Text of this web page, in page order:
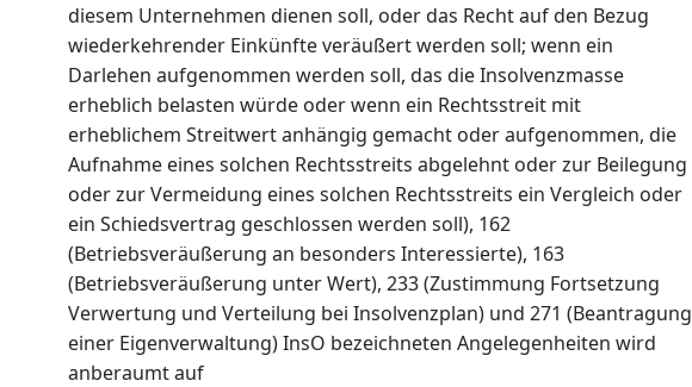
diesem Unternehmen dienen soll, oder das Recht auf den Bezug
wiederkehrender Einkünfte veräußert werden soll; wenn ein
Darlehen aufgenommen werden soll, das die Insolvenzmasse
erheblich belasten würde oder wenn ein Rechtsstreit mit
erheblichem Streitwert anhängig gemacht oder aufgenommen, die
Aufnahme eines solchen Rechtsstreits abgelehnt oder zur Beilegung
oder zur Vermeidung eines solchen Rechtsstreits ein Vergleich oder
ein Schiedsvertrag geschlossen werden soll), 162
(Betriebsveräußerung an besonders Interessierte), 163
(Betriebsveräußerung unter Wert), 233 (Zustimmung Fortsetzung
Verwertung und Verteilung bei Insolvenzplan) und 271 (Beantragung
einer Eigenverwaltung) InsO bezeichneten Angelegenheiten wird
anberaumt auf